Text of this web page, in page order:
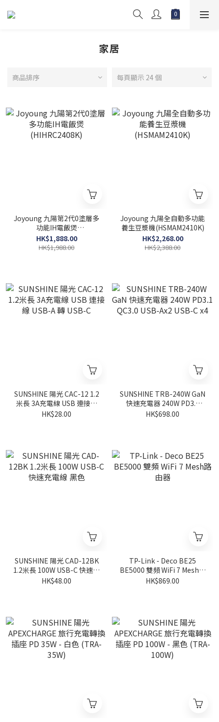
家居
商品排序 每頁顯示 24 個
Joyoung 九陽第2代0塗層多
功能IH電飯煲
(HIHRC2408K)
HK$1,888.00
HK$1,988.00
Joyoung 九陽全自動多功能
養生豆漿機(HSMAM2410K)
HK$2,268.00
HK$2,388.00
SUNSHINE 陽光 CAC-12 1.2
米長 3A充電線 USB 連接線
USB-A 轉 USB-C
HK$28.00
SUNSHINE TRB-240W GaN
快速充電器 240W PD3.1
QC3.0 USB-Ax2 USB-C x4
HK$698.00
SUNSHINE 陽光 CAD-12BK
1.2米長 100W USB-C 快速充
電線 黑色
HK$48.00
TP-Link - Deco BE25
BE5000 雙頻 WiFi 7 Mesh路
由器
HK$869.00